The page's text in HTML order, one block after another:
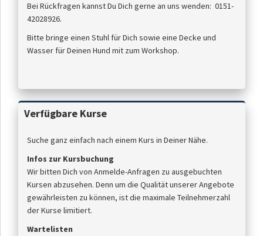
Bei Rückfragen kannst Du Dich gerne an uns wenden: 0151-
42028926.
Bitte bringe einen Stuhl für Dich sowie eine Decke und
Wasser für Deinen Hund mit zum Workshop.
Verfügbare Kurse
Suche ganz einfach nach einem Kurs in Deiner Nähe.
Infos zur Kursbuchung
Wir bitten Dich von Anmelde-Anfragen zu ausgebuchten
Kursen abzusehen. Denn um die Qualität unserer Angebote
gewährleisten zu können, ist die maximale Teilnehmerzahl
der Kurse limitiert.
Wartelisten